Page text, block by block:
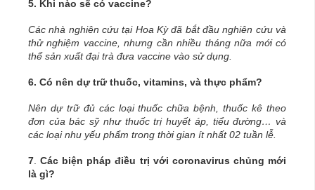
5. Khi nào sẽ có vaccine?
Các nhà nghiên cứu tại Hoa Kỳ đã bắt đầu nghiên cứu và
thử nghiệm vaccine, nhưng cần nhiều tháng nữa mới có
thể sản xuất đại trà đưa vaccine vào sử dụng.
6. Có nên dự trữ thuốc, vitamins, và thực phẩm?
Nên dự trữ đủ các loại thuốc chữa bệnh, thuốc kê theo
đơn của bác sỹ như thuốc trị huyết áp, tiểu đường… và
các loại nhu yếu phẩm trong thời gian ít nhất 02 tuần lễ.
7 .Các biện pháp điều trị với coronavirus chủng mới
là gì?